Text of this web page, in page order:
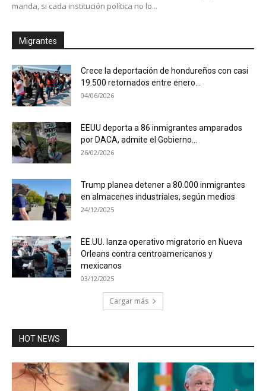
manda, si cada institución política no lo...
Migrantes
Crece la deportación de hondureños con casi
19.500 retornados entre enero...
04/06/2026
EEUU deporta a 86 inmigrantes amparados
por DACA, admite el Gobierno...
26/02/2026
Trump planea detener a 80.000 inmigrantes
en almacenes industriales, según medios
24/12/2025
EE.UU. lanza operativo migratorio en Nueva
Orleans contra centroamericanos y
mexicanos
03/12/2025
Cargar más
HOT NEWS